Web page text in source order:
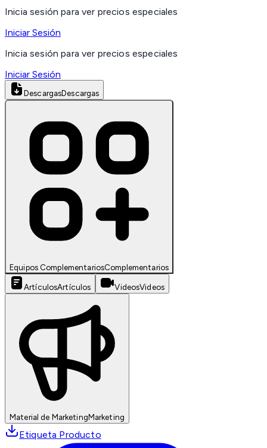
Inicia sesión para ver precios especiales
Iniciar Sesión
Inicia sesión para ver precios especiales
Iniciar Sesión
DescargasDescargas
Equipos ComplementariosComplementarios
ArtículosArtículos VideosVideos
Material de MarketingMarketing
Etiqueta Producto